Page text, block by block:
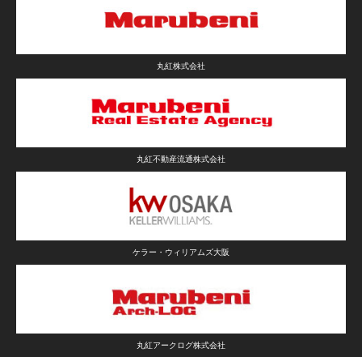
丸紅株式会社
丸紅不動産流通株式会社
ケラー・ウィリアムズ大阪
丸紅アークログ株式会社